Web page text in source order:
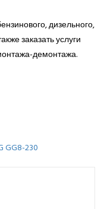
дизельного,
заказать услуги
демонтажа.